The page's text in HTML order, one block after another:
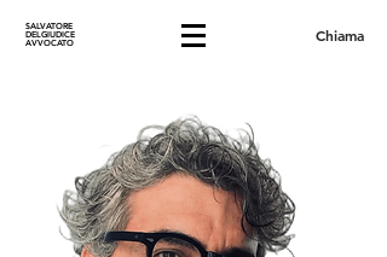
SALVATORE
DELGIUDICE
AVVOCATO Chiama